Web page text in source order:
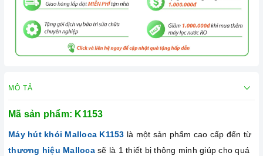
MÔ TẢ
Mã sản phẩm: K1153
Máy hút khói Malloca K1153 là một sản phẩm cao cấp đến từ
thương hiệu Mallocasẽ là 1 thiết bị thông minh giúp cho quá